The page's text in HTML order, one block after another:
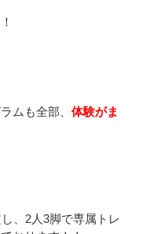
ムも全部、 体験がま
、2人3脚で専属トレ